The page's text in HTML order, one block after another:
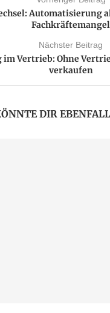
Automatisierung
Fachkräftemangel
Nächster Beitrag
im Vertrieb: Ohne
verkaufen
DIR